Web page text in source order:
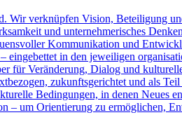
Wir verknüpfen Vision, Beteiligung
und unternehmerisches
Kommunikation und
in den jeweiligen
für Veränderung, Dialog und
zukunftsgerichtet und als
Bedingungen, in denen Neues
– um Orientierung zu ermöglichen,